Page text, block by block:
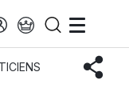
Optique Bono